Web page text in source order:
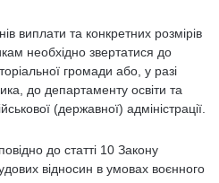
виплати та конкретних розмірів
необхідно звертатися до
громади або, у разі
до департаменту освіти та
(державної) адміністрації.
до статті 10 Закону
відносин в умовах воєнного